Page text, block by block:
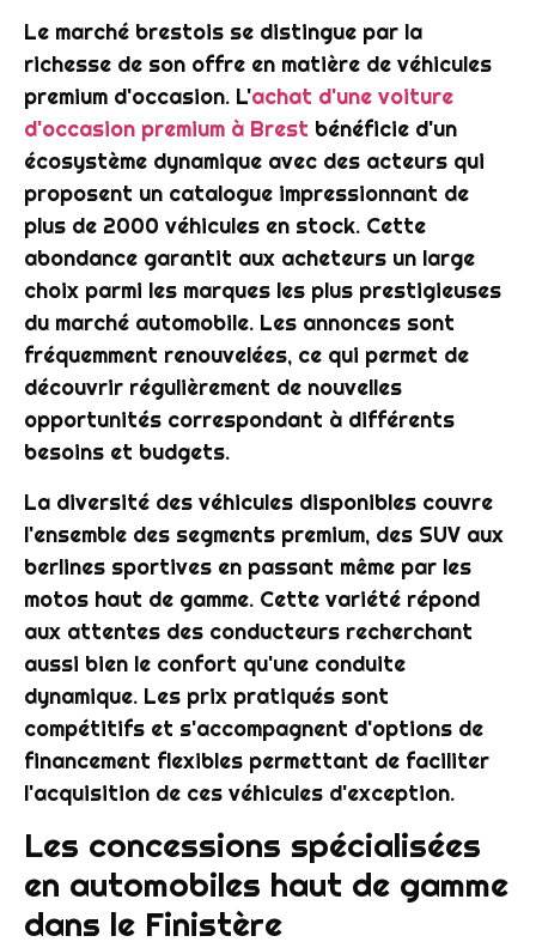
Le marché brestois se distingue par la
richesse de son offre en matière de véhicules
premium d'occasion. L'achat d'une voiture
d'occasion premium à Brest bénéficie d'un
écosystème dynamique avec des acteurs qui
proposent un catalogue impressionnant de
plus de 2000 véhicules en stock. Cette
abondance garantit aux acheteurs un large
choix parmi les marques les plus prestigieuses
du marché automobile. Les annonces sont
fréquemment renouvelées, ce qui permet de
découvrir régulièrement de nouvelles
opportunités correspondant à différents
besoins et budgets.
La diversité des véhicules disponibles couvre
l'ensemble des segments premium, des SUV aux
berlines sportives en passant même par les
motos haut de gamme. Cette variété répond
aux attentes des conducteurs recherchant
aussi bien le confort qu'une conduite
dynamique. Les prix pratiqués sont
compétitifs et s'accompagnent d'options de
financement flexibles permettant de faciliter
l'acquisition de ces véhicules d'exception.
Les concessions spécialisées
en automobiles haut de gamme
dans le Finistère